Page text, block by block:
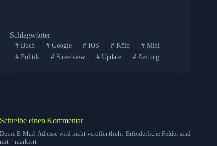
Schlagwörter
#Buch #Google # IOS # Köln # Mini
#Politik #Streetview # Update # Zeitung
Schreibe einen Kommentar
Deine E-Mail-Adresse wird nicht veröffentlicht. Erforderliche Felder sind
mit * markiert